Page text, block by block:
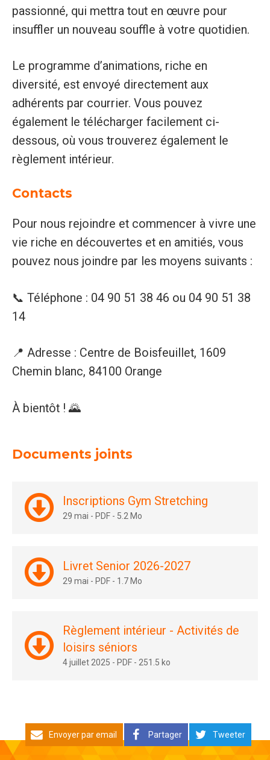
passionné, qui mettra tout en œuvre pour
insuffler un nouveau souffle à votre quotidien.
Le programme d’animations, riche en
diversité, est envoyé directement aux
adhérents par courrier. Vous pouvez
également le télécharger facilement ci-
dessous, où vous trouverez également le
règlement intérieur.
Contacts
Pour nous rejoindre et commencer à vivre une
vie riche en découvertes et en amitiés, vous
pouvez nous joindre par les moyens suivants :
📞 Téléphone : 04 90 51 38 46 ou 04 90 51 38
14
📍 Adresse : Centre de Boisfeuillet, 1609
Chemin blanc, 84100 Orange
À bientôt ! 🌄
Documents joints
Inscriptions Gym Stretching
29 mai - PDF - 5.2 Mo
Livret Senior 2026-2027
29 mai - PDF - 1.7 Mo
Règlement intérieur - Activités de
loisirs séniors
4 juillet 2025 - PDF -251.5 ko
Envoyer par email Partager Tweeter